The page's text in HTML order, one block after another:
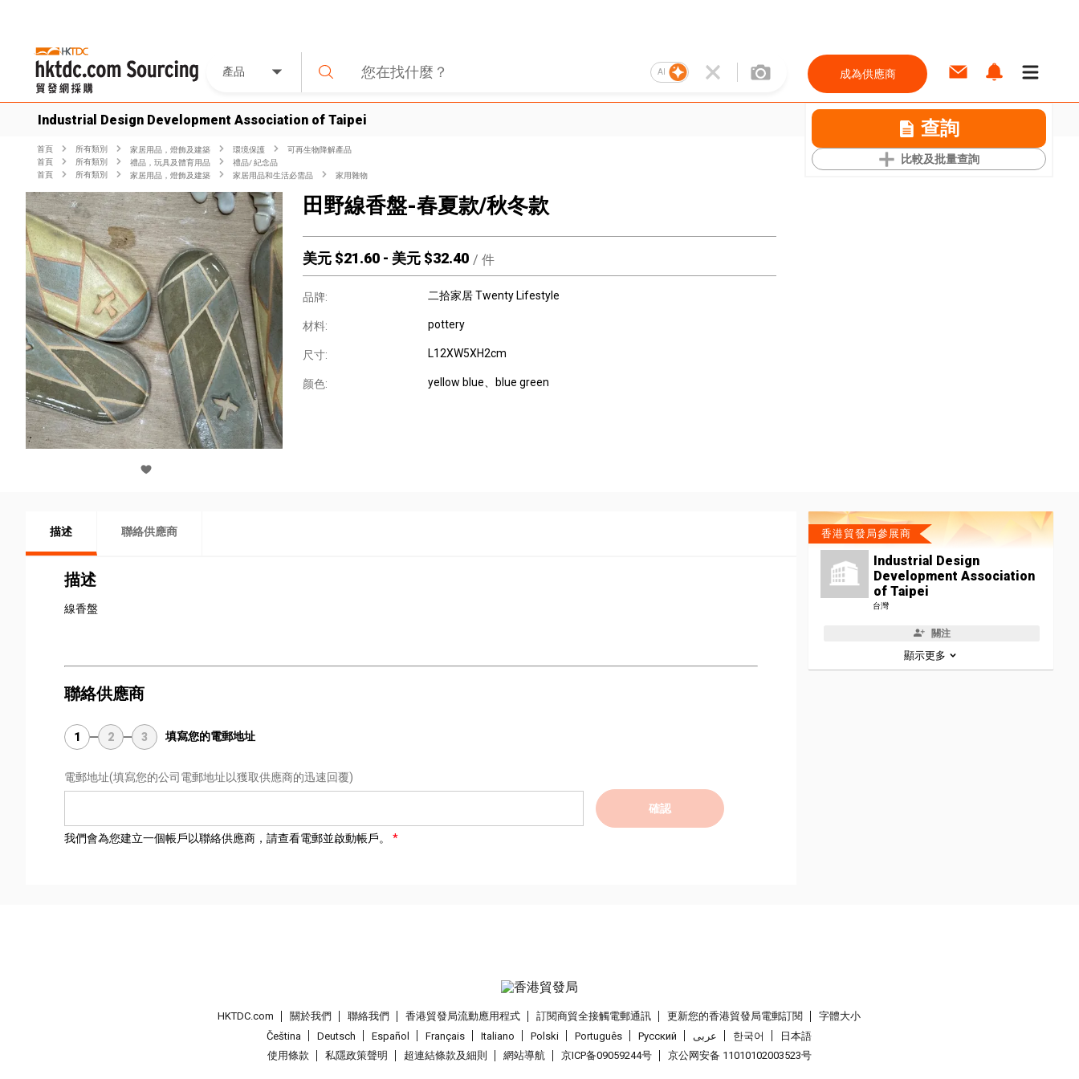
產品 AI 成為供應商
Industrial Design Development Association of Taipei 查詢
比較及批量查詢
首頁 所有類別 家居用品，燈飾及建築 環境保護
可再生物降解產品
首頁
所有類別 禮品，玩具及體育用品
禮品/ 紀念品
首頁
所有類別 家居用品，燈飾及建築 家居用品和生活必需品 家用雜物
田野線香盤-春夏款/秋冬款
美元 $21.60 - 美元 $32.40 / 件
品牌: 二拾家居 Twenty Lifestyle
材料: pottery
尺寸: L12XW5XH2cm
颜色: yellow blue、blue green
描述 聯絡供應商
描述
線香盤
聯絡供應商
1 2 3 填寫您的電郵地址
電郵地址(填寫您的公司電郵地址以獲取供應商的迅速回覆)
確認
我們會為您建立一個帳戶以聯絡供應商，請查看電郵並啟動帳戶。
香港貿發局參展商
Industrial Design
Development Association
of Taipei
台灣
關注
顯示更多
HKTDC.com 關於我們 聯絡我們 香港貿發局流動應用程式 訂閱商貿全接觸電郵通訊 更新您的香港貿發局電郵訂閱
字體大小
Čeština
Deutsch Español Français Italiano Polski Português Pусский عربى 한국어
日本語
使用條款
私隱政策聲明 超連結條款及細則 網站導航 京ICP备09059244号 京公网安备 11010102003523号